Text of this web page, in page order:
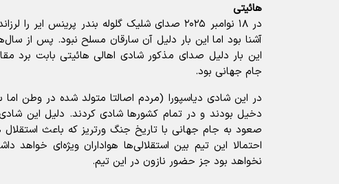
هائیتی
در ۱۸ نوامبر ۲۰۲۵ صدای شلیک گلوله بندر پرینس ایر
آشنا بود اما این بار دلیل آن سارقان مسلح نبود. پس از
این بار دلیل صدای مذکور شادی اهالی هائیتی بابت برد
جام جهانی بود.
در این شادی دیاسپورا (مردم اصالتا متولد شده در وطن
دخیل بودند و در تمام کشورها شادی کردند. دلیل این
احتمالا این تیم بین استقلالی‌ها هواداران ویژه‌ای
نخواهد بود جز حضور نازون در این تیم.